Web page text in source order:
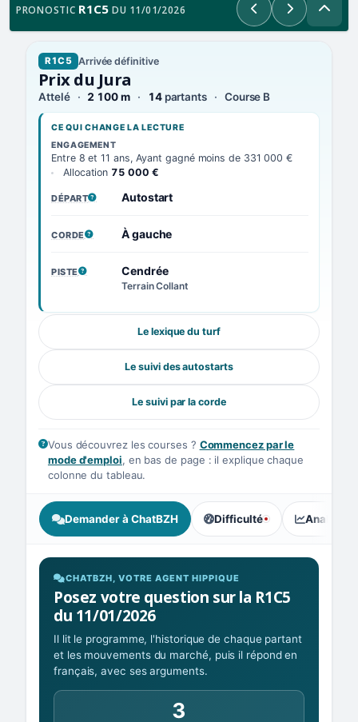
PRONOSTIC R1C5 DU 11/01/2026 PrécédentSuivant
R1C5 Arrivée définitive
Prix du Jura
Attelé 2 100 m 14partants Course B
CE QUI CHANGE LA LECTURE
ENGAGEMENT
Entre 8 et 11 ans, Ayant gagné moins de 331 000 €
Allocation 75 000 €
DÉPART
, VOIR LA DÉFINITIONAutostart
CORDE
, VOIR LA DÉFINITION
À gauche
PISTE
, VOIR LA DÉFINITION
Cendrée
Terrain Collant
Le lexique du turf
Le suivi des autostarts
Le suivi par la corde
Vous découvrez les courses ? Commencez par le
mode d'emploi, en bas de page : il explique chaque
colonne du tableau.
Demander à ChatBZH Difficulté
, tendance des parieurs :
Analyse
CHATBZH, VOTRE AGENT HIPPIQUE
Posez votre question sur la R1C5
du 11/01/2026
Il lit le programme, l'historique de chaque partant
et les mouvements du marché, puis il répond en
français, avec ses arguments.
3